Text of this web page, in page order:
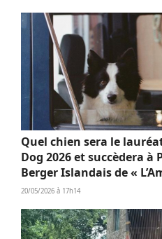
Quel chien sera le
Dog 2026 et succèdera à
Berger Islandais de «
nous reste » ?
20/05/2026 à 17h14